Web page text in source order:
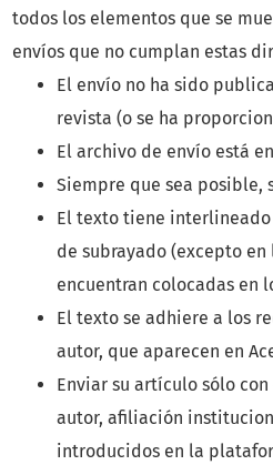
todos los elementos que se
envíos que no cumplan estas
El envío no ha sido
revista (o se ha
El archivo de envío está
Siempre que sea posible,
El texto tiene interlineado
de subrayado (excepto en
encuentran colocadas en
El texto se adhiere a los
autor, que aparecen en
Enviar su artículo sólo
autor, afiliación
introducidos en la